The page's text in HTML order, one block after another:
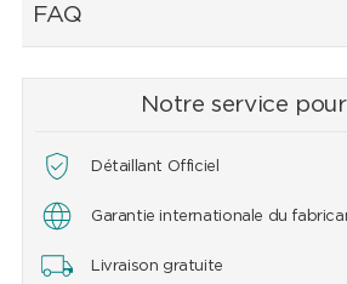
FAQ
Notre service
Détaillant Officiel
Garantie internationale du
Livraison gratuite